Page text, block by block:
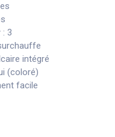
: 3
intégré
(coloré)
facile